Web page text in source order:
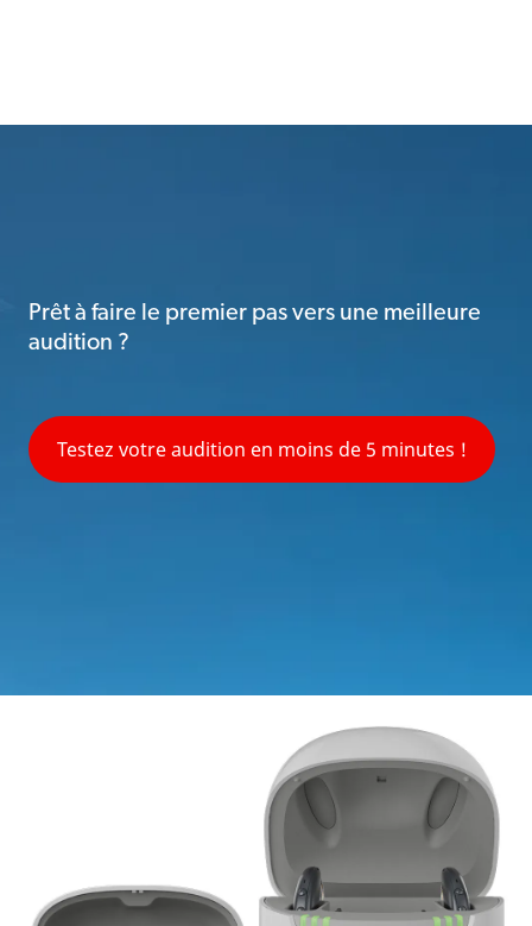
Prêt à faire le premier pas vers une meilleure
audition ?
Testez votre audition en moins de 5 minutes !